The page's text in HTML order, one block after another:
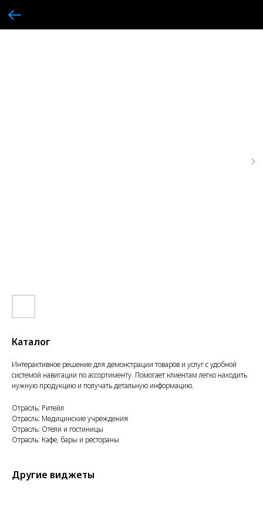
Каталог
Интерактивное решение для демонстрации товаров и услуг с удобной
системой навигации по ассортименту. Помогает клиентам легко находить
нужную продукцию и получать детальную информацию.
Отрасль: Ритейл
Отрасль: Медицинские учреждения
Отрасль: Отели и гостиницы
Отрасль: Кафе, бары и рестораны
Другие виджеты